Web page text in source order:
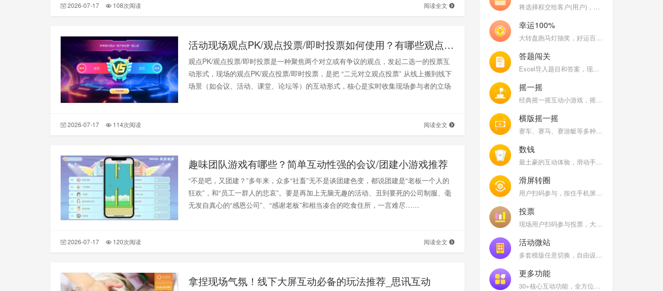
2026-07-17 108次阅读 阅读全文
活动现场观点PK/观点投票/即时投票如何使用？有哪些观点话题？附带设置教程
观点PK/观点投票/即时投票是一种聚焦两个对立或有争议的观点，发起二选一的投票互
动形式，现场的观点PK/观点投票/即时投票，是把 “二元对立观点投票” 从线上搬到线下
场景（如会议、活动、课堂、论坛等）的互动形式，核心是实时收集现场参与者的立场
2026-07-17 114次阅读 阅读全文
趣味团队游戏有哪些？简单互动性强的会议/团建小游戏推荐
“不是吧，又团建？”多年来，众多“社畜”无不是谈团建色变，都说团建是“老板一个人的
狂欢”，和“员工一群人的悲哀”。要是再加上无脑无趣的活动、丑到要死的公司制服、毫
无发自真心的“感恩公司”、“感谢老板”和相当凑合的吃食住所，一言难尽……
2026-07-17 120次阅读 阅读全文
拿捏现场气氛！线下大屏互动必备的玩法推荐_思讯互动
将选择权交给客户(用户)，让客户来开启大奖
幸运100%
大转盘跑马灯抽奖，好运百分百，乐趣百分百
答题闯关
Excel导入题目和答案，现场用户比拼答题正确率和速度
摇一摇
经典摇一摇互动小游戏，摇得越快分数越高，大屏幕能量条涨的越高
横版摇一摇
赛车、赛马、赛游艇等多种风格，快速摇一摇手机，大屏幕上根据用户/队伍摇晃手机次数进行实时排名
数钱
最土豪的互动体验，滑动手机屏幕在限定时间内看看谁是数钱小能手
滑屏转圈
用户扫码参与，按住手机屏幕上的图标，顺时针或者逆时针快速旋转
投票
现场用户扫码参与投票，大屏幕展示全场票选结果
活动微站
多套模版任意切换，自由设置互动功能名称及图标
更多功能
30+核心互动功能，全方位满足您的现场需求